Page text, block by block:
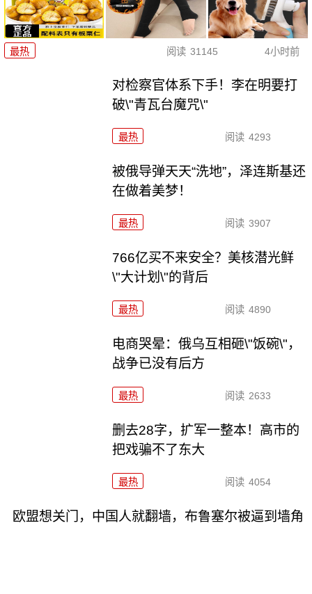
最热 阅读 31145 4小时前
对检察官体系下手！李在明要打
破\"青瓦台魔咒\"
最热 阅读 4293
被俄导弹天天“洗地”，泽连斯基还
在做着美梦！
最热 阅读 3907
766亿买不来安全？美核潜光鲜
\"大计划\"的背后
最热 阅读 4890
电商哭晕：俄乌互相砸\"饭碗\"，
战争已没有后方
最热 阅读 2633
删去28字，扩军一整本！高市的
把戏骗不了东大
最热 阅读 4054
欧盟想关门，中国人就翻墙，布鲁塞尔被逼到墙角